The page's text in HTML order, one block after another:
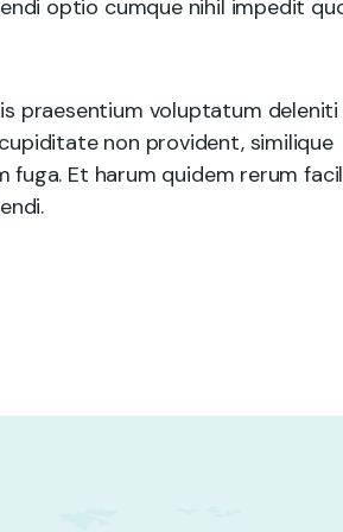
optio cumque nihil impedit
praesentium voluptatum deleniti
non provident, similique
Et harum quidem rerum